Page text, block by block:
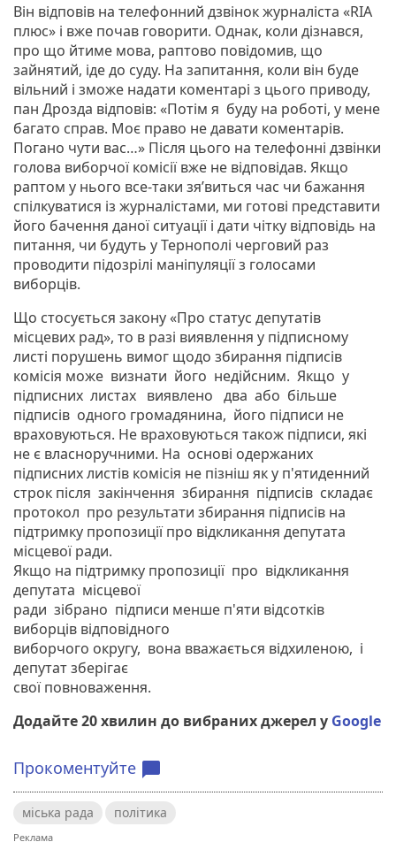
Він відповів на телефонний дзвінок журналіста «RIA
плюс» і вже почав говорити. Однак, коли дізнався,
про що йтиме мова, раптово повідомив, що
зайнятий, іде до суду. На запитання, коли він буде
вільний і зможе надати коментарі з цього приводу,
пан Дрозда відповів: «Потім я буду на роботі, у мене
багато справ. Моє право не давати коментарів.
Погано чути вас…» Після цього на телефонні дзвінки
голова виборчої комісії вже не відповідав. Якщо
раптом у нього все-таки зя’виться час чи бажання
спілкуватися із журналістами, ми готові представити
його бачення даної ситуації і дати чітку відповідь на
питання, чи будуть у Тернополі черговий раз
проводити підозрілі маніпуляції з голосами
виборців.
Що стосується закону «Про статус депутатів
місцевих рад», то в разі виявлення у підписному
листі порушень вимог щодо збирання підписів
комісія може визнати його недійсним. Якщо у
підписних листах виявлено два або більше
підписів одного громадянина, його підписи не
враховуються. Не враховуються також підписи, які
не є власноручними. На основі одержаних
підписних листів комісія не пізніш як у п'ятиденний
строк після закінчення збирання підписів складає
протокол про результати збирання підписів на
підтримку пропозиції про відкликання депутата
місцевої ради.
Якщо на підтримку пропозиції про відкликання
депутата місцевої
ради зібрано підписи менше п'яти відсотків
виборців відповідного
виборчого округу, вона вважається відхиленою, і
депутат зберігає
свої повноваження.
Додайте 20 хвилин до вибраних джерел у Google
Прокоментуйте chat_bubble
міська рада політика